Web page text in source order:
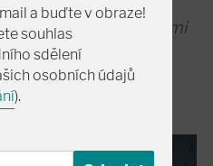
uváděno s českými
naleznete barevné
v den uvedení
a buďte v obraze!
souhlas
sdělení
osobních údajů
).